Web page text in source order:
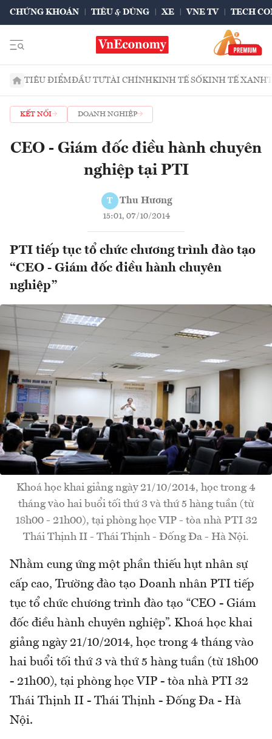
CHỨNG KHOÁN TIÊU & DÙNG XE VNE TV TECH
TIÊU ĐIỂMĐẦU TƯTÀI CHÍNHKINH TẾ SỐKINH TẾ XANH
KẾT NỐI DOANH NGHIỆP
CEO - Giám đốc điều hành chuyên
nghiệp tại PTI
T Thu Hương
15:01, 07/10/2014
PTI tiếp tục tổ chức chương trình đào tạo
“CEO - Giám đốc điều hành chuyên
nghiệp”
Khoá học khai giảng ngày 21/10/2014, học trong 4
tháng vào hai buổi tối thứ 3 và thứ 5 hàng tuần (từ
18h00 - 21h00), tại phòng học VIP - tòa nhà PTI 32
Thái Thịnh II - Thái Thịnh - Đống Đa - Hà Nội.
Nhằm cung ứng một phần thiếu hụt nhân sự
cấp cao, Trường đào tạo Doanh nhân PTI tiếp
tục tổ chức chương trình đào tạo “CEO - Giám
đốc điều hành chuyên nghiệp”. Khoá học khai
giảng ngày 21/10/2014, học trong 4 tháng vào
hai buổi tối thứ 3 và thứ 5 hàng tuần (từ 18h00
- 21h00), tại phòng học VIP - tòa nhà PTI 32
Thái Thịnh II - Thái Thịnh - Đống Đa - Hà
Nội.